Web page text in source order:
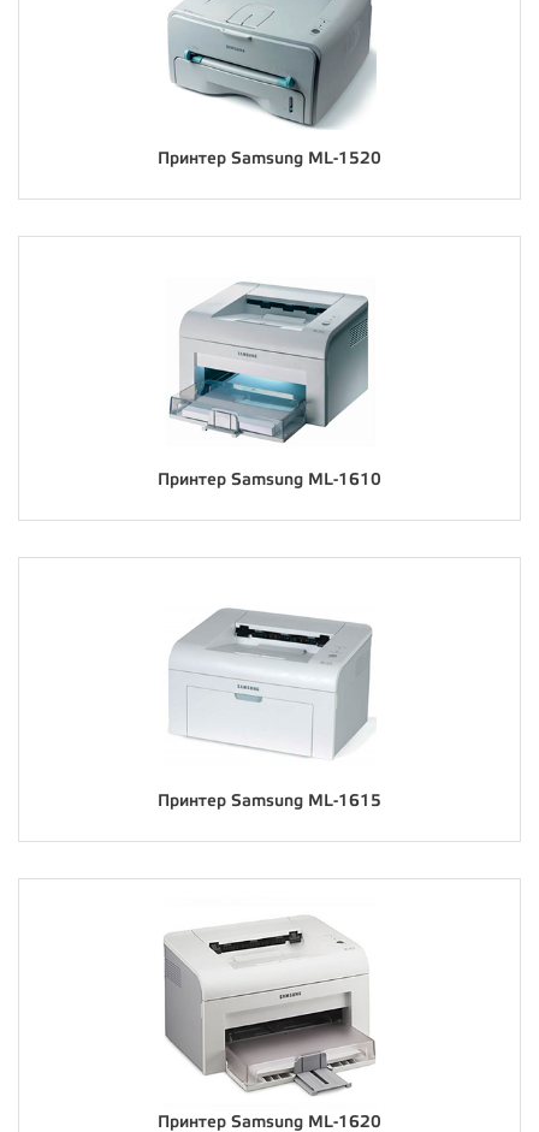
Принтер Samsung ML-1520
Принтер Samsung ML-1610
Принтер Samsung ML-1615
Принтер Samsung ML-1620